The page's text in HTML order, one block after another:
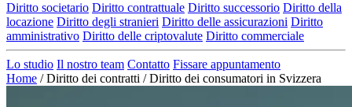
Diritto societario Diritto contrattuale Diritto successorio Diritto della
locazione Diritto degli stranieri Diritto delle assicurazioni Diritto
amministrativo Diritto delle criptovalute Diritto commerciale
Lo studio Il nostro team Contatto Fissare appuntamento
Home / Diritto dei contratti / Diritto dei consumatori in Svizzera